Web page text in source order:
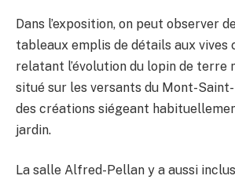
Dans l’exposition, on peut observer
tableaux emplis de détails aux vives
relatant l’évolution du lopin de terre
situé sur les versants du Mont-
des créations siégeant
jardin.
La salle Alfred-Pellan y a aussi